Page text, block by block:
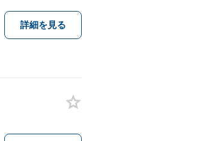
詳細を見る